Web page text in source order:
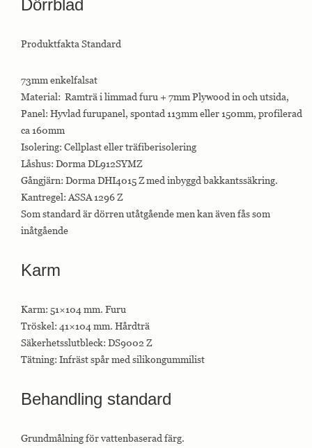
Dörrblad
Produktfakta Standard
73mm enkelfalsat
Material: Ramträ i limmad furu + 7mm Plywood in och utsida,
Panel: Hyvlad furupanel, spontad 113mm eller 150mm, profilerad
ca 160mm
Isolering: Cellplast eller träfiberisolering
Låshus: Dorma DL912SYMZ
Gångjärn: Dorma DHI4015 Z med inbyggd bakkantssäkring.
Kantregel: ASSA 1296 Z
Som standard är dörren utåtgående men kan även fås som
inåtgående
Karm
Karm: 51×104 mm. Furu
Tröskel: 41×104 mm. Hårdträ
Säkerhetsslutbleck: DS9002 Z
Tätning: Infräst spår med silikongummilist
Behandling standard
Grundmålning för vattenbaserad färg.
Nödvändiga
avgörande för
webbplatsens
funktioner och
webbplatsen
fungerar inte
på det avsedda
sättet utan
dem. Dessa
cookies lagrar
inga personligt
identifierbara
Statistik
förstå hur besökare
interagerar med
webbplatsen. Dessa
cookies hjälper till
om mätvärden,
trafikkälla etc.
Upplevelse